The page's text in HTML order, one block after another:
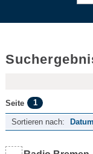
Seite 1
Sortieren nach: Datum